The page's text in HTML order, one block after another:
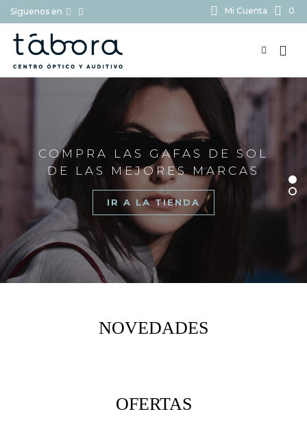
Síguenos en Mi Cuenta 0
COMPRA LAS GAFAS DE SOL
DE LAS MEJORES MARCAS
IR A LA TIENDA
NOVEDADES
OFERTAS